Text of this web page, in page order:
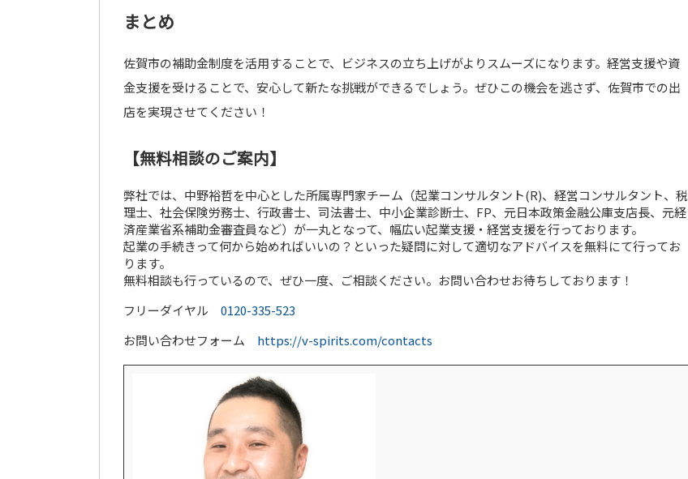
まとめ
佐賀市の補助金制度を活用することで、ビジネスの立ち上げがよりスムーズになります。経営支援や資
金支援を受けることで、安心して新たな挑戦ができるでしょう。ぜひこの機会を逃さず、佐賀市での出
店を実現させてください！
【無料相談のご案内】
弊社では、中野裕哲を中心とした所属専門家チーム（起業コンサルタント(R)、経営コンサルタント、税
理士、社会保険労務士、行政書士、司法書士、中小企業診断士、FP、元日本政策金融公庫支店長、元経
済産業省系補助金審査員など）が一丸となって、幅広い起業支援・経営支援を行っております。
起業の手続きって何から始めればいいの？といった疑問に対して適切なアドバイスを無料にて行ってお
ります。
無料相談も行っているので、ぜひ一度、ご相談ください。お問い合わせお待ちしております！
フリーダイヤル 0120-335-523
お問い合わせフォーム https://v-spirits.com/contacts